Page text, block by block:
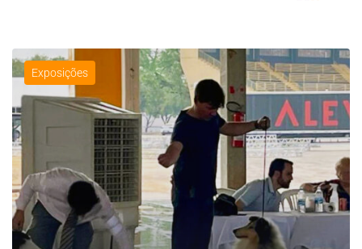
Exposições